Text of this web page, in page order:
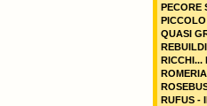
PECORE
QUASI
RICCHI...
RUFUS -